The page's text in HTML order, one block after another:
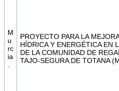
M
u
rc
ia
.
PROYECTO PARA LA
HÍDRICA Y ENERGÉTICA EN
DE LA COMUNIDAD DE
TAJO-SEGURA DE TOTANA